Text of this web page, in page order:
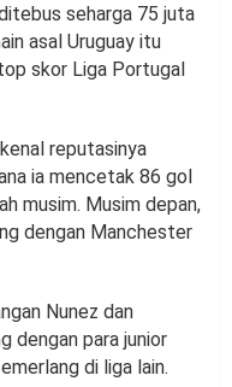
seharga 75 juta
asal Uruguay itu
skor Liga Portugal
reputasinya
ia mencetak 86 gol
musim. Musim depan,
dengan Manchester
Nunez dan
dengan para junior
di liga lain.